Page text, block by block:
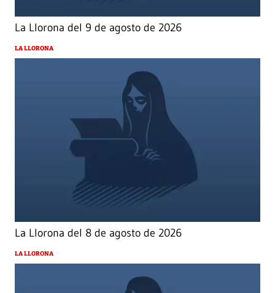
La Llorona del 9 de agosto de 2026
LA LLORONA
La Llorona del 8 de agosto de 2026
LA LLORONA